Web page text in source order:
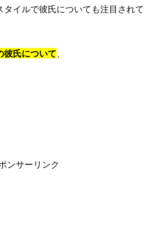
イルで彼氏についても注目されて
彼氏について
ンサーリンク